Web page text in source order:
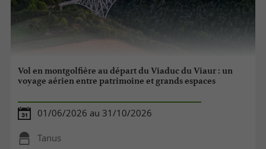
Vol en montgolfière au départ du Viaduc du Viaur : un
voyage aérien entre patrimoine et grands espaces
01/06/2026 au 31/10/2026
Tanus